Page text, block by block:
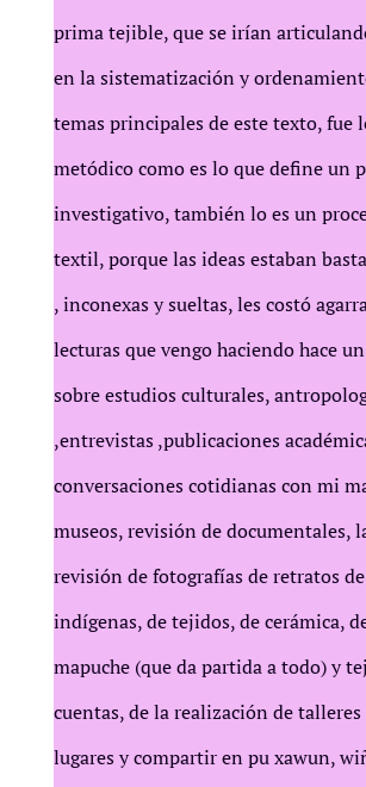
prima tejible, que se irían
en la sistematización y
temas principales de este texto, fue
metódico como es lo que define un
investigativo, también lo es un
textil, porque las ideas estaban
, inconexas y sueltas, les costó
lecturas que vengo haciendo hace
sobre estudios culturales,
,entrevistas ,publicaciones
conversaciones cotidianas con mi
museos, revisión de documentales,
revisión de fotografías de retratos
indígenas, de tejidos, de cerámica,
mapuche (que da partida a todo) y
cuentas, de la realización de
lugares y compartir en pu xawun,